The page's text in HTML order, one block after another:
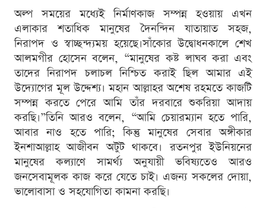
অল্প সময়ের মধ্যেই নির্মাণকাজ সম্পন্ন হওয়ায় এখন
এলাকার শতাধিক মানুষের দৈনন্দিন যাতায়াত সহজ,
নিরাপদ ও স্বাচ্ছন্দ্যময় হয়েছে।সাঁকোর উদ্বোধনকালে শেখ
আলমগীর হোসেন বলেন, “মানুষের কষ্ট লাঘব করা এবং
তাদের নিরাপদ চলাচল নিশ্চিত করাই ছিল আমার এই
উদ্যোগের মূল উদ্দেশ্য। মহান আল্লাহর অশেষ রহমতে কাজটি
সম্পন্ন করতে পেরে আমি তাঁর দরবারে শুকরিয়া আদায়
করছি।”তিনি আরও বলেন, “আমি চেয়ারম্যান হতে পারি,
আবার নাও হতে পারি; কিন্তু মানুষের সেবার অঙ্গীকার
ইনশাআল্লাহ আজীবন অটুট থাকবে। রতনপুর ইউনিয়নের
মানুষের কল্যাণে সামর্থ্য অনুযায়ী ভবিষ্যতেও আরও
জনসেবামূলক কাজ করে যেতে চাই। এজন্য সকলের দোয়া,
ভালোবাসা ও সহযোগিতা কামনা করছি।